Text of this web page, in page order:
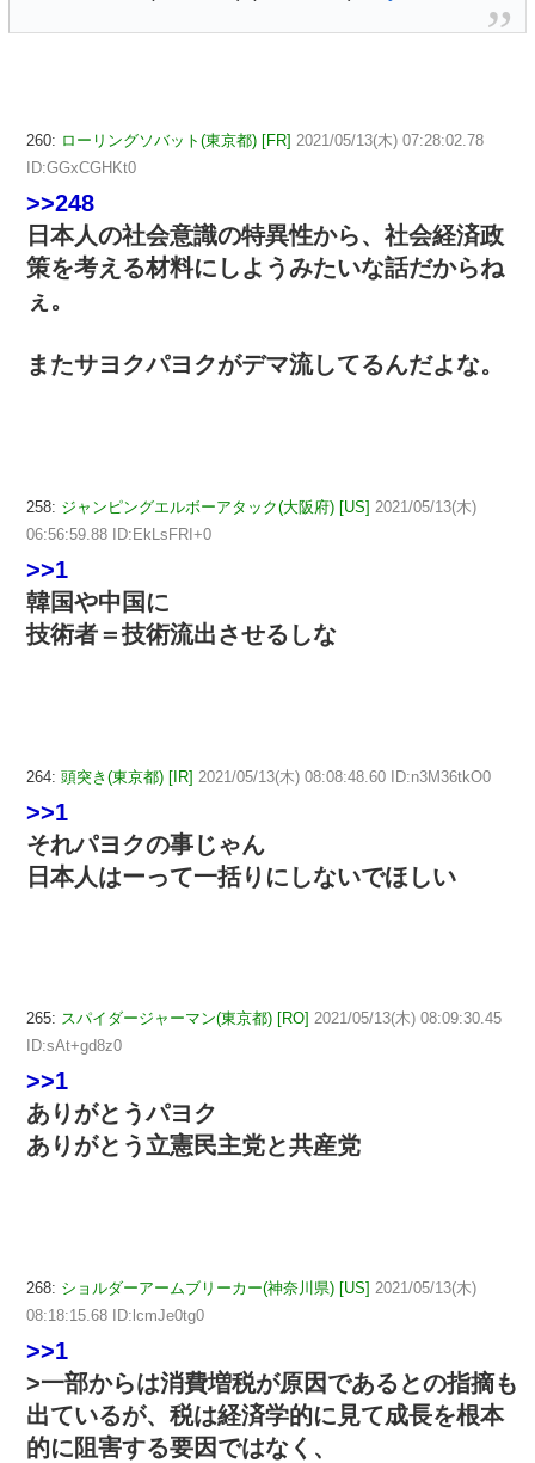
260: ローリングソバット(東京都) [FR] 2021/05/13(木) 07:28:02.78
ID:GGxCGHKt0
>>248
日本人の社会意識の特異性から、社会経済政
策を考える材料にしようみたいな話だからね
ぇ。
またサヨクパヨクがデマ流してるんだよな。
258: ジャンピングエルボーアタック(大阪府) [US] 2021/05/13(木)
06:56:59.88 ID:EkLsFRI+0
>>1
韓国や中国に
技術者＝技術流出させるしな
264: 頭突き(東京都) [IR] 2021/05/13(木) 08:08:48.60 ID:n3M36tkO0
>>1
それパヨクの事じゃん
日本人はーって一括りにしないでほしい
265: スパイダージャーマン(東京都) [RO] 2021/05/13(木) 08:09:30.45
ID:sAt+gd8z0
>>1
ありがとうパヨク
ありがとう立憲民主党と共産党
268: ショルダーアームブリーカー(神奈川県) [US] 2021/05/13(木)
08:18:15.68 ID:lcmJe0tg0
>>1
>一部からは消費増税が原因であるとの指摘も
出ているが、税は経済学的に見て成長を根本
的に阻害する要因ではなく、